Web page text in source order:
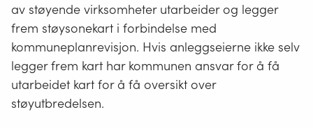
av støyende virksomheter utarbeider og legger
frem støysonekart i forbindelse med
kommuneplanrevisjon. Hvis anleggseierne ikke selv
legger frem kart har kommunen ansvar for å få
utarbeidet kart for å få oversikt over
støyutbredelsen.